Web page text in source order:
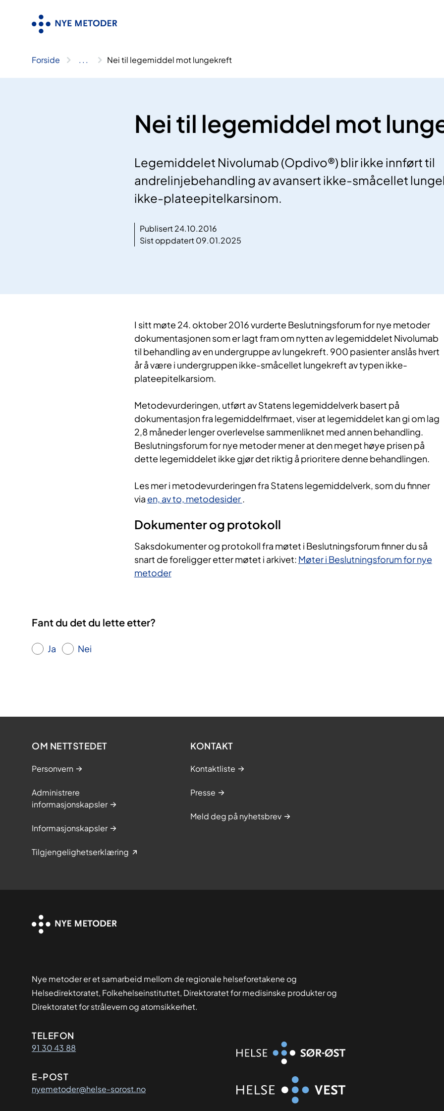
Forside .. . Nei til legemiddel mot lungekreft
Nei til legemiddel mot
Legemiddelet Nivolumab (Opdivo®) blir ikke innført til
andrelinjebehandling av avansert ikke-småcellet
ikke-plateepitelkarsinom.
Publisert 24.10.2016
Sist oppdatert 09.01.2025
I sitt møte 24. oktober 2016 vurderte Beslutningsforum for nye metoder
dokumentasjonen som er lagt fram om nytten av legemiddelet Nivolumab
til behandling av en undergruppe av lungekreft. 900 pasienter anslås hvert
år å være i undergruppen ikke-småcellet lungekreft av typen ikke-
plateepitelkarsiom.
Metodevurderingen, utført av Statens legemiddelverk basert på
dokumentasjon fra legemiddelfirmaet, viser at legemiddelet kan gi om lag
2,8 måneder lenger overlevelse sammenliknet med annen behandling.
Beslutningsforum for nye metoder mener at den meget høye prisen på
dette legemiddelet ikke gjør det riktig å prioritere denne behandlingen.
Les mer i metodevurderingen fra Statens legemiddelverk, som du finner
via en, av to, metodesider.
Dokumenter og protokoll
Saksdokumenter og protokoll fra møtet i Beslutningsforum finner du så
snart de foreligger etter møtet i arkivet: Møter i Beslutningsforum for nye
metoder
Fant du det du lette etter?
Ja Nei
OM NETTSTEDET
Personvern
Administrere
informasjonskapsler
Informasjonskapsler
Tilgjengelighetserklæring
KONTAKT
Kontaktliste
Presse
Meld deg på nyhetsbrev
Nye metoder er et samarbeid mellom de regionale helseforetakene og
Helsedirektoratet, Folkehelseinstituttet, Direktoratet for medisinske produkter og
Direktoratet for strålevern og atomsikkerhet.
Kontaktinformasjon
TELEFON
91 30 43 88
E-POST
nyemetoder@helse-sorost.no
Organisasjon